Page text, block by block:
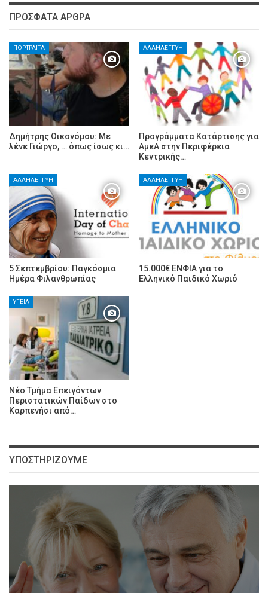
ΠΡΌΣΦΑΤΑ ΆΡΘΡΑ
ΠΟΡΤΡΑΊΤΑ
Δημήτρης Οικονόμου: Με
λένε Γιώργο, … όπως ίσως κι…
ΑΛΛΗΛΕΓΓΎΗ
Προγράμματα Κατάρτισης για
ΑμεΑ στην Περιφέρεια
Κεντρικής…
ΑΛΛΗΛΕΓΓΎΗ
5 Σεπτεμβρίου: Παγκόσμια
Ημέρα Φιλανθρωπίας
ΑΛΛΗΛΕΓΓΎΗ
15.000€ ΕΝΦΙΑ για το
Ελληνικό Παιδικό Χωριό
ΥΓΕΊΑ
Νέο Τμήμα Επειγόντων
Περιστατικών Παίδων στο
Καρπενήσι από…
ΥΠΟΣΤΗΡΊΖΟΥΜΕ